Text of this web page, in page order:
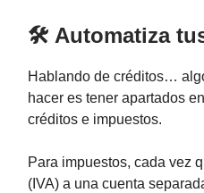
🛠 Automatiza
Hablando de créditos…
hacer es tener apartados
créditos e impuestos.
Para impuestos, cada vez
(IVA) a una cuenta